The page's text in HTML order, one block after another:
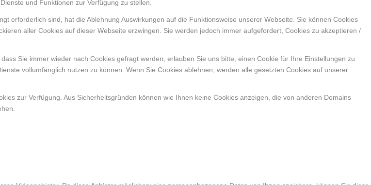
und Funktionen zur Verfügung zu stellen.
erforderlich sind, hat die Ablehnung Auswirkungen auf die Funktionsweise unserer Webseite. Sie können Cookies
aller Cookies auf dieser Webseite erzwingen. Sie werden jedoch immer aufgefordert, Cookies zu akzeptieren /
Sie immer wieder nach Cookies gefragt werden, erlauben Sie uns bitte, einen Cookie für Ihre Einstellungen zu
vollumfänglich nutzen zu können. Wenn Sie Cookies ablehnen, werden alle gesetzten Cookies auf unserer
zur Verfügung. Aus Sicherheitsgründen können wie Ihnen keine Cookies anzeigen, die von anderen Domains